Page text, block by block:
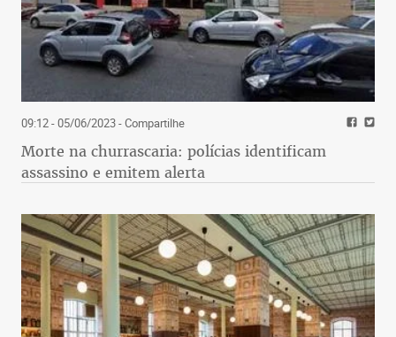
09:12 - 05/06/2023- Compartilhe
Morte na churrascaria: polícias identificam
assassino e emitem alerta